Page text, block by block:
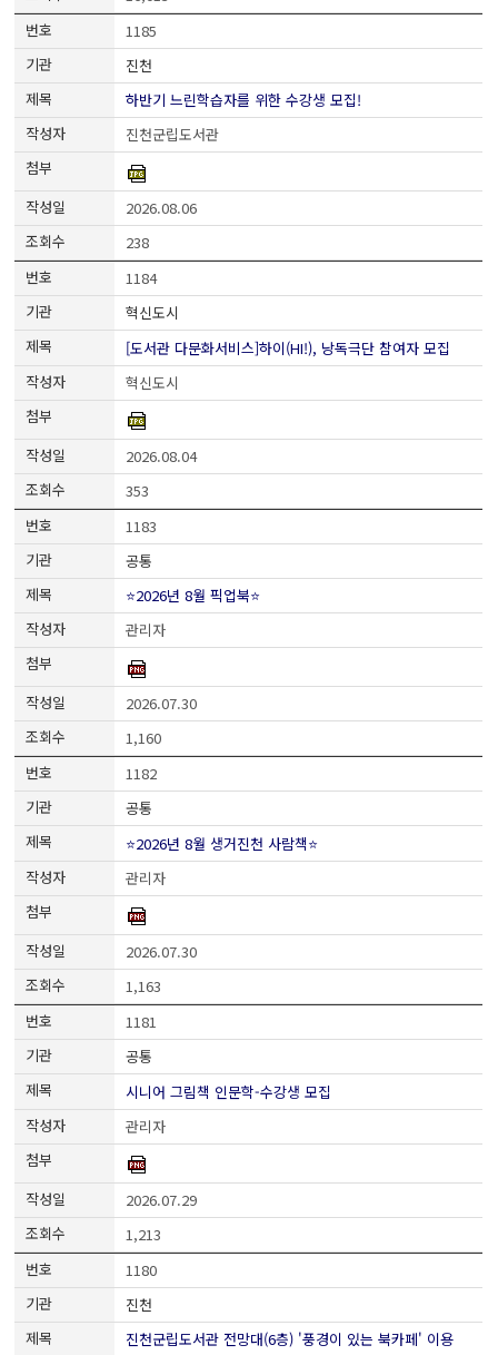
1185
진천
하반기 느린학습자를 위한 수강생 모집!
진천군립도서관
2026.08.06
238
1184
혁신도시
[도서관 다문화서비스]하이(HI!), 낭독극단 참여자 모집
혁신도시
2026.08.04
353
1183
공통
⭐2026년 8월 픽업북⭐
관리자
2026.07.30
1,160
1182
공통
⭐2026년 8월 생거진천 사람책⭐
관리자
2026.07.30
1,163
1181
공통
시니어 그림책 인문학-수강생 모집
관리자
2026.07.29
1,213
1180
진천
진천군립도서관 전망대(6층) '풍경이 있는 북카페' 이용